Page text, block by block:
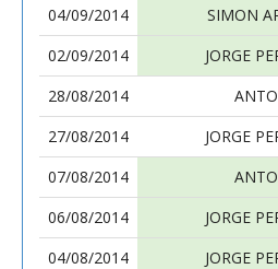
04/09/2014
SIMON
02/09/2014
JORGE
28/08/2014
27/08/2014
JORGE
07/08/2014
06/08/2014
JORGE
04/08/2014
JORGE